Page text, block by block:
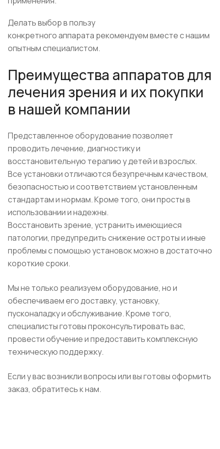
Делать выбор в пользу
конкретного аппарата рекомендуем вместе с нашим
опытным специалистом.
Преимущества аппаратов для
лечения зрения и их покупки
в нашей компании
Представленное оборудование позволяет
проводить лечение, диагностику и
восстановительную терапию у детей и взрослых.
Все установки отличаются безупречным качеством,
безопасностью и соответствием установленным
стандартам и нормам. Кроме того, они просты в
использовании и надежны.
Восстановить зрение, устранить имеющиеся
патологии, предупредить снижение остроты и иные
проблемы с помощью установок можно в достаточно
короткие сроки.
Мы не только реализуем оборудование, но и
обеспечиваем его доставку, установку,
пусконаладку и обслуживание. Кроме того,
специалисты готовы проконсультировать вас,
провести обучение и предоставить комплексную
техническую поддержку.
Если у вас возникли вопросы или вы готовы оформить
заказ, обратитесь к нам.